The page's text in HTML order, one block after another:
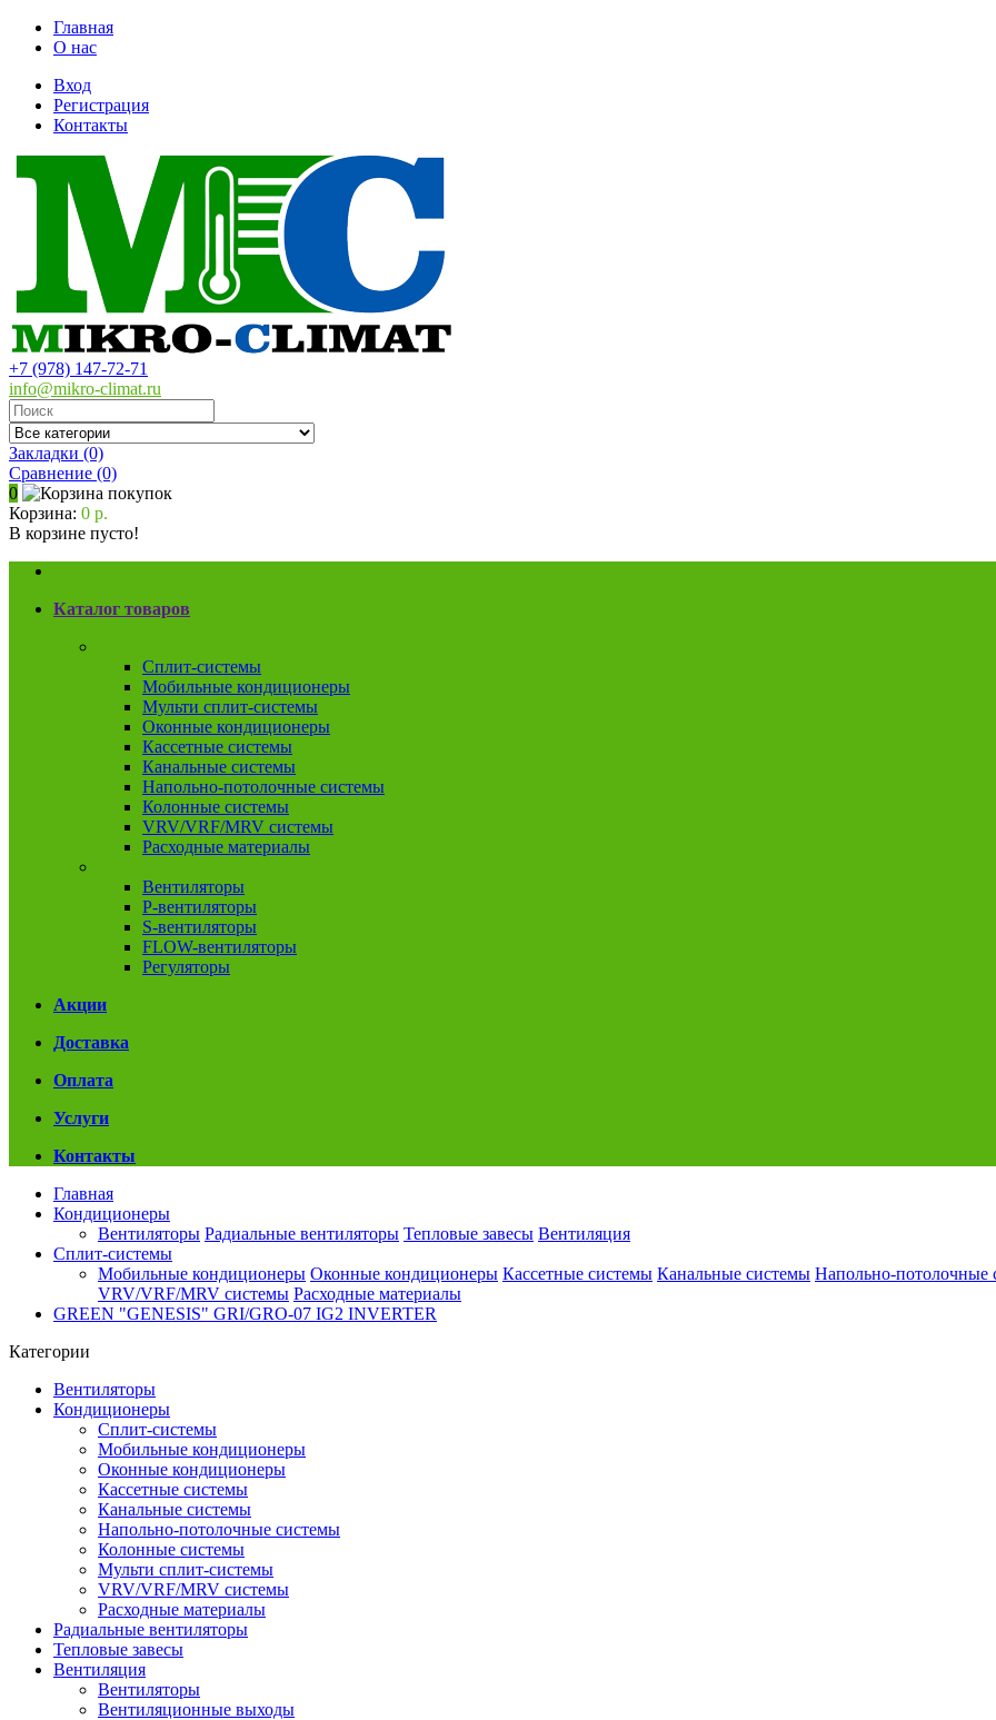
Главная
О нас
Вход
Регистрация
Контакты
+7 (978) 147-72-71
info@mikro-climat.ru
Закладки (0)
Сравнение (0)
0
Корзина: 0 р.
В корзине пусто!
Каталог товаров
Сплит-системы
Мобильные кондиционеры
Мульти сплит-системы
Оконные кондиционеры
Кассетные системы
Канальные системы
Напольно-потолочные системы
Колонные системы
VRV/VRF/MRV системы
Расходные материалы
Вентиляторы
P-вентиляторы
S-вентиляторы
FLOW-вентиляторы
Регуляторы
Акции
Доставка
Оплата
Услуги
Контакты
Главная
Кондиционеры
Вентиляторы Радиальные вентиляторы Тепловые завесы Вентиляция
Сплит-системы
Мобильные кондиционеры Оконные кондиционеры Кассетные системы Канальные системы Напольно-потолочные
VRV/VRF/MRV системы Расходные материалы
GREEN "GENESIS" GRI/GRO-07 IG2 INVERTER
Категории
Вентиляторы
Кондиционеры
Сплит-системы
Мобильные кондиционеры
Оконные кондиционеры
Кассетные системы
Канальные системы
Напольно-потолочные системы
Колонные системы
Мульти сплит-системы
VRV/VRF/MRV системы
Расходные материалы
Радиальные вентиляторы
Тепловые завесы
Вентиляция
Вентиляторы
Вентиляционные выходы